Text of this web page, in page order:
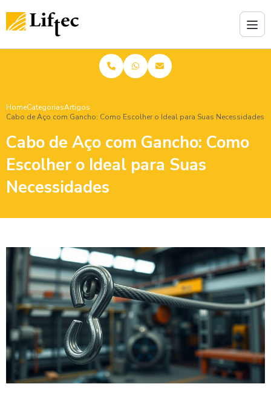
HomeCategoriasArtigos
Cabo de Aço com Gancho: Como Escolher o Ideal para Suas Necessidades
Cabo de Aço com Gancho: Como
Escolher o Ideal para Suas
Necessidades